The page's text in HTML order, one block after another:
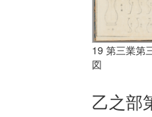
19 第三業第
図
乙之部